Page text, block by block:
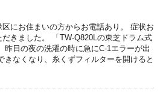
区にお住まいの方からお電話あり。 症状お
だきました。 「TW-Q820Lの東芝ドラム式
昨日の夜の洗濯の時に急にC-1エラーが出
きなくなり、糸くずフィルターを開けると